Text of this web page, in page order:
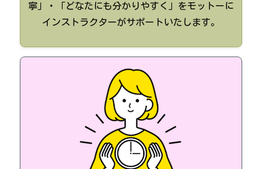
寧」・「どなたにも分かりやすく」をモットーに
インストラクターがサポートいたします。